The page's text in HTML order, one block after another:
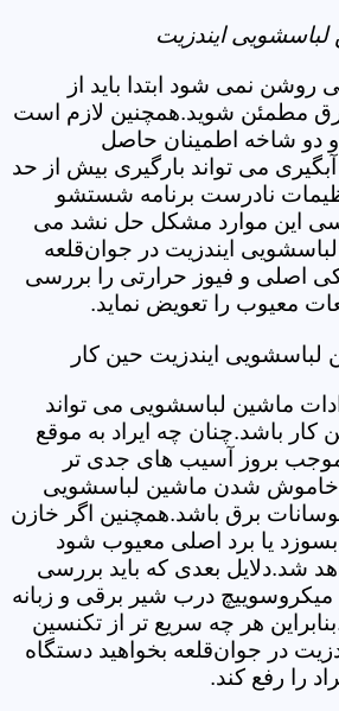
ایندزیت
روشن نمی شود ابتدا باید از
مطمئن شوید.همچنین لازم است
دو شاخه اطمینان حاصل
می تواند بارگیری بیش از حد
نادرست برنامه شستشو
این موارد مشکل حل نشد می
لباسشویی ایندزیت در جوان‌قلعه
اصلی و فیوز حرارتی را بررسی
معیوب را تعویض نماید.
ایندزیت حین کار
ماشین لباسشویی می تواند
باشد.چنان چه ایراد به موقع
بروز آسیب های جدی تر
خاموش شدن ماشین لباسشویی
برق باشد.همچنین اگر خازن
بسوزد یا برد اصلی معیوب شود
شد.دلایل بعدی که باید بررسی
درب شیر برقی و زبانه
هر چه سریع تر از تکنسین
در جوان‌قلعه بخواهید دستگاه
را رفع کند.